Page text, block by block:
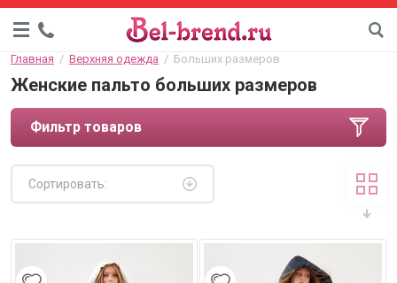
Главная
  /
Верхняя одежда
  /  Больших размеров
Женские пальто больших размеров
Фильтр товаров
Сортировать: